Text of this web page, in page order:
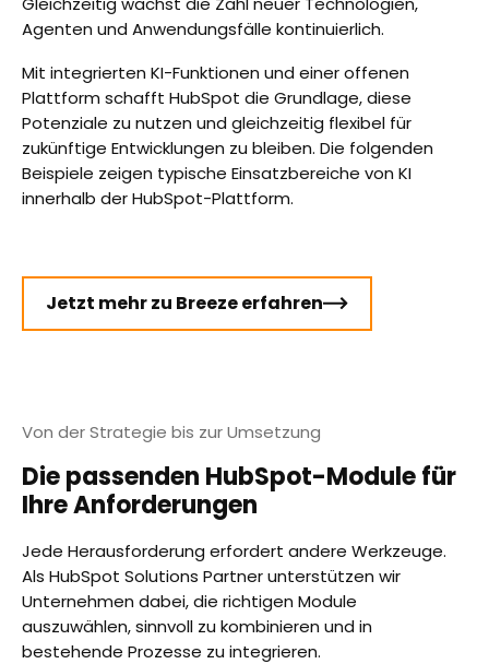
Agenten und Anwendungsfälle kontinuierlich.
Mit integrierten KI-Funktionen und einer offenen
Plattform schafft HubSpot die Grundlage, diese
Potenziale zu nutzen und gleichzeitig flexibel für
zukünftige Entwicklungen zu bleiben. Die folgenden
Beispiele zeigen typische Einsatzbereiche von KI
innerhalb der HubSpot-Plattform.
Jetzt mehr zu Breeze erfahren
Von der Strategie bis zur Umsetzung
Die passenden HubSpot-Module für
Ihre Anforderungen
Jede Herausforderung erfordert andere Werkzeuge.
Als HubSpot Solutions Partner unterstützen wir
Unternehmen dabei, die richtigen Module
auszuwählen, sinnvoll zu kombinieren und in
bestehende Prozesse zu integrieren.